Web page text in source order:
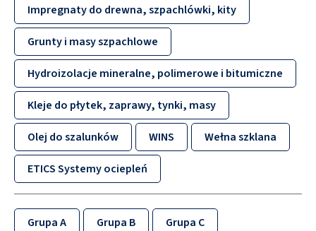
Impregnaty do drewna, szpachlówki, kity
Grunty i masy szpachlowe
Hydroizolacje mineralne, polimerowe i bitumiczne
Kleje do płytek, zaprawy, tynki, masy
Olej do szalunków WINS Wełna szklana
ETICS Systemy ociepleń
Grupa A Grupa B Grupa C